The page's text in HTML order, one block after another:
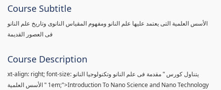
Course Subtitle
الأسس العلمية التى يعتمد عليها علم النانو ومفهوم المقياس النانوى وتاريخ علم النانو
فى العصور القديمة
Course Description
يتناول كورس " مقدمة فى علم النانو وتكنولوجيا النانو xt-align: right; font-size:
1em;">Introduction To Nano Science and Nano Technology " الأسس العلمية